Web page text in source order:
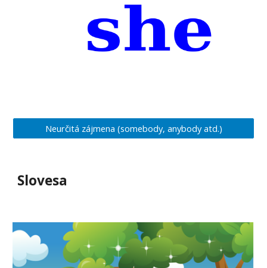
Neurčitá zájmena (somebody, anybody atd.)
Slovesa